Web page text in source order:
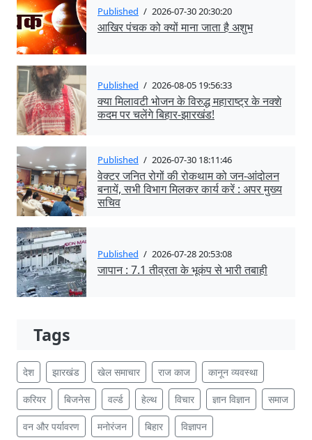
Published / 2026-07-30 20:30:20
आखिर पंचक को क्यों माना जाता है अशुभ
Published / 2026-08-05 19:56:33
क्या मिलावटी भोजन के विरुद्ध महाराष्ट्र के नक्शे
कदम पर चलेंगे बिहार-झारखंड!
Published / 2026-07-30 18:11:46
वेक्टर जनित रोगों की रोकथाम को जन-आंदोलन
बनायें, सभी विभाग मिलकर कार्य करें : अपर मुख्य
सचिव
Published / 2026-07-28 20:53:08
जापान : 7.1 तीव्रता के भूकंप से भारी तबाही
Tags
देश झारखंड खेल समाचार राज काज कानून व्यवस्था
करियर बिजनेस वर्ल्ड हेल्थ विचार ज्ञान विज्ञान समाज
वन और पर्यावरण मनोरंजन बिहार विज्ञापन